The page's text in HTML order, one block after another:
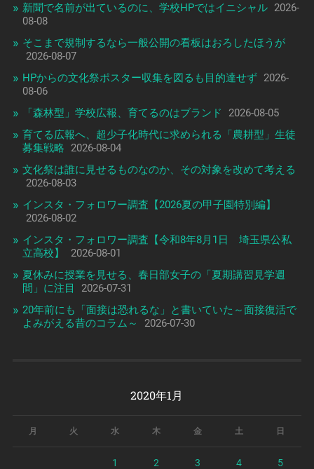
新聞で名前が出ているのに、学校HPではイニシャル 2026-
08-08
そこまで規制するなら一般公開の看板はおろしたほうが
2026-08-07
HPからの文化祭ポスター収集を図るも目的達せず 2026-
08-06
「森林型」学校広報、育てるのはブランド
2026-08-05
育てる広報へ、超少子化時代に求められる「農耕型」生徒
募集戦略
2026-08-04
文化祭は誰に見せるものなのか、その対象を改めて考える
2026-08-03
インスタ・フォロワー調査【2026夏の甲子園特別編】
2026-08-02
インスタ・フォロワー調査【令和8年8月1日 埼玉県公私
立高校】
2026-08-01
夏休みに授業を見せる、春日部女子の「夏期講習見学週
間」に注目
2026-07-31
20年前にも「面接は恐れるな」と書いていた～面接復活で
よみがえる昔のコラム～
2026-07-30
2020年1月
月 火 水 木 金 土 日
1 2 3 4 5